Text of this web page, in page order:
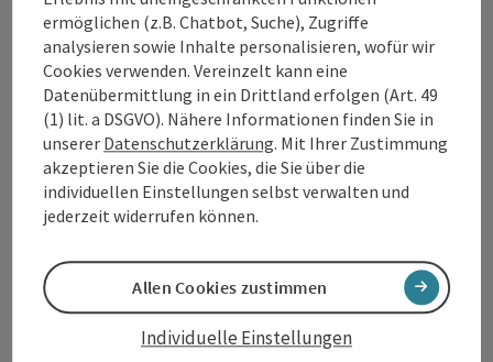
Tourismusverband Donauregion
Oberösterreich
WGD Donau Oberösterreich Tourismus
GmbH
4040 Linz
+43 732 7277 - 888
ermöglichen (z.B. Chatbot, Suche), Zugriffe
analysieren sowie Inhalte personalisieren, wofür wir
Cookies verwenden. Vereinzelt kann eine
Datenübermittlung in ein Drittland erfolgen (Art. 49
(1) lit. a DSGVO). Nähere Informationen finden Sie in
unserer Datenschutzerklärung. Mit Ihrer Zustimmung
akzeptieren Sie die Cookies, die Sie über die
individuellen Einstellungen selbst verwalten und
jederzeit widerrufen können.
Individuelle Einstellungen
Allen Cookies zustimmen